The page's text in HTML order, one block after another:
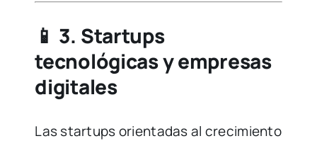
📱 3. Startups
tecnológicas y empresas
digitales
Las startups orientadas al crecimiento